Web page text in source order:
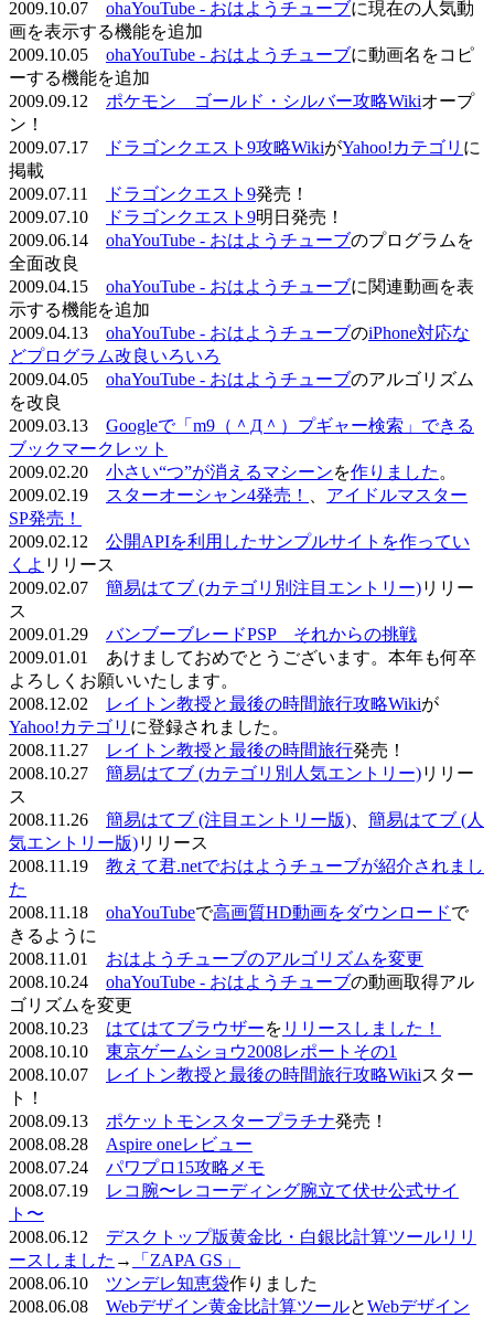
2009.10.07 ohaYouTube - おはようチューブに現在の人気動
画を表示する機能を追加
2009.10.05 ohaYouTube - おはようチューブに動画名をコピ
ーする機能を追加
2009.09.12 ポケモン ゴールド・シルバー攻略Wikiオープ
ン！
2009.07.17
ドラゴンクエスト9攻略WikiがYahoo!カテゴリ に
掲載
2009.07.11
ドラゴンクエスト9発売！
2009.07.10
ドラゴンクエスト9明日発売！
2009.06.14 ohaYouTube - おはようチューブのプログラムを
全面改良
2009.04.15 ohaYouTube - おはようチューブに関連動画を表
示する機能を追加
2009.04.13 ohaYouTube - おはようチューブのiPhone対応な
どプログラム改良いろいろ
2009.04.05 ohaYouTube - おはようチューブのアルゴリズム
を改良
2009.03.13 Googleで「m9（＾Д＾）プギャー検索」できる
ブックマークレット
2009.02.20 小さい“つ”が消えるマシーンを作りました 。
2009.02.19
スターオーシャン4発売！
アイドルマスター
SP発売！
2009.02.12 公開APIを利用したサンプルサイトを作ってい
くよ リリース
2009.02.07 簡易はてブ (カテゴリ別注目エントリー)リリー
ス
2009.01.29 バンブーブレードPSP それからの挑戦
2009.01.01 あけましておめでとうございます。本年も何卒
よろしくお願いいたします。
2008.12.02
レイトン教授と最後の時間旅行攻略Wikiが
Yahoo!カテゴリ に登録されました。
2008.11.27
レイトン教授と最後の時間旅行発売！
2008.10.27 簡易はてブ (カテゴリ別人気エントリー)リリー
ス
2008.11.26 簡易はてブ (注目エントリー版)
簡易はてブ (人
気エントリー版)リリース
2008.11.19 教えて君.netでおはようチューブが紹介されまし
た
2008.11.18 ohaYouTubeで高画質HD動画をダウンロードで
きるように
2008.11.01 おはようチューブのアルゴリズムを変更
2008.10.24 ohaYouTube - おはようチューブの動画取得アル
ゴリズムを変更
2008.10.23 はてはてブラウザーを リリースしました！
2008.10.10 東京ゲームショウ2008レポートその1
2008.10.07
レイトン教授と最後の時間旅行攻略Wikiスター
ト！
2008.09.13 ポケットモンスタープラチナ発売！
2008.08.28 Aspire oneレビュー
2008.07.24 パワプロ15攻略メモ
2008.07.19
レコ腕〜レコーディング腕立て伏せ公式サイ
ト〜
2008.06.12 デスクトップ版黄金比・白銀比計算ツールリリ
ースしました →
「ZAPA GS」
2008.06.10 ツンデレ知恵袋作りました
2008.06.08 Webデザイン黄金比計算ツールとWebデザイン